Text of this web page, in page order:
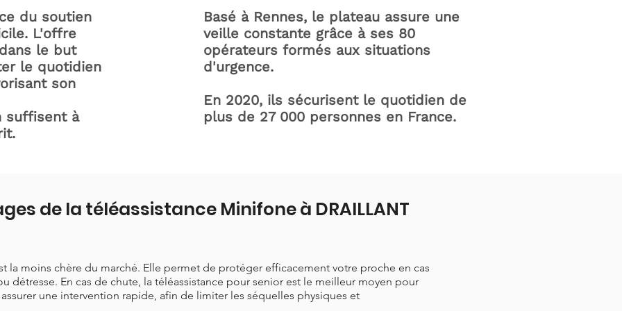
du soutien
L'offre
le but
le quotidien
son
suffisent à
Basé à Rennes, le plateau assure une
veille constante grâce à ses 80
opérateurs formés aux situations
d'urgence.
En 2020, ils sécurisent le quotidien de
plus de 27 000 personnes en France.
de la téléassistance Minifone à DRAILLANT
la moins chère du marché. Elle permet de protéger efficacement votre proche en cas
détresse. En cas de chute, la téléassistance pour senior est le meilleur moyen pour
une intervention rapide, afin de limiter les séquelles physiques et